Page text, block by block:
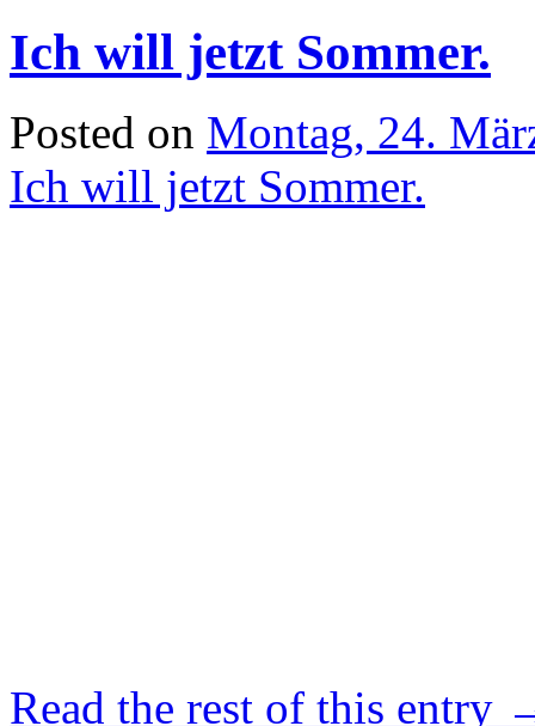
Ich will jetzt Sommer.
Posted on Montag, 24.
Ich will jetzt Sommer.
Read the rest of this entry